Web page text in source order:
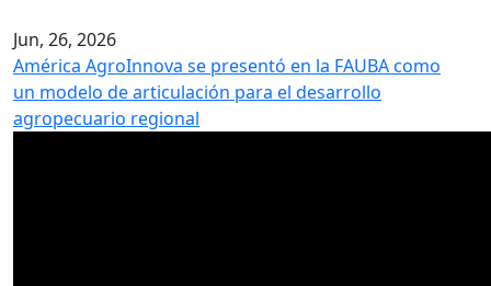
Jun, 26, 2026
América AgroInnova se presentó en la FAUBA como
un modelo de articulación para el desarrollo
agropecuario regional